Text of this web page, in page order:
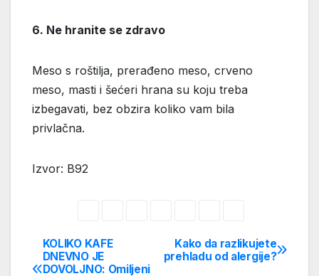
6. Ne hranite se zdravo
Meso s roštilja, prerađeno meso, crveno
meso, masti i šećeri hrana su koju treba
izbegavati, bez obzira koliko vam bila
privlačna.
Izvor: B92
Post
Kako da razlikujete
prehladu od alergije?
KOLIKO KAFE
DNEVNO JE
DOVOLJNO: Omiljeni